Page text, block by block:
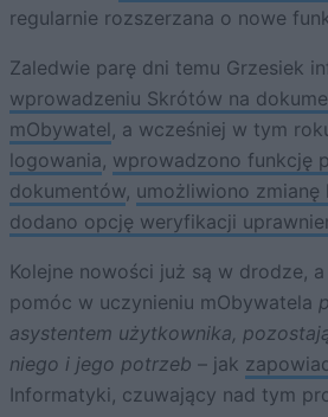
regularnie rozszerzana o nowe
Zaledwie parę dni temu Grzesiek
wprowadzeniu Skrótów na
mObywatel, a wcześniej w tym
logowania, wprowadzono funkcję
dokumentów, umożliwiono zmianę
dodano opcję weryfikacji
Kolejne nowości już są w drodze,
pomóc w uczynieniu mObywatela
asystentem użytkownika,
niego i jego potrzeb – jak
Informatyki, czuwający nad tym